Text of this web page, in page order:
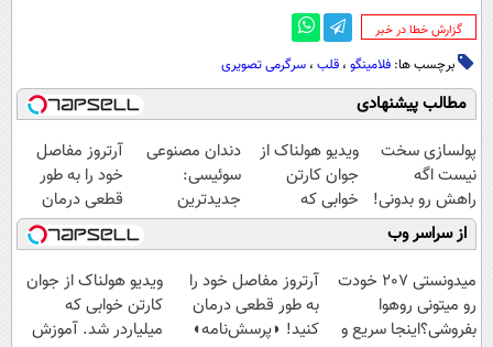
‌گزارش خطا در خبر
برچسب ها: فلامینگو ، قلب ، سرگرمی تصویری
مطالب پیشنهادی
پولسازی سخت
نیست اگه
راهش رو بدونی!
" دوره رایگان "
ویدیو هولناک از
جوان کارتن
خوابی که
میلیاردر شد.
آموزش رایگان
دندان مصنوعی
سوئیسی:
جدیدترین
فناوری اروپا،
سبک و مقاوم |
پرداخت قسطی
آرتروز مفاصل
خود را به طور
قطعی درمان
کنید!
◗پرسش‌نامه◖
از سراسر وب
میدونستی 207 خودت
رو میتونی روهوا
بفروشی؟اینجا سریع و
آرتروز مفاصل خود را
به طور قطعی درمان
کنید! ◗پرسش‌نامه◖
ویدیو هولناک از جوان
کارتن خوابی که
میلیاردر شد. آموزش